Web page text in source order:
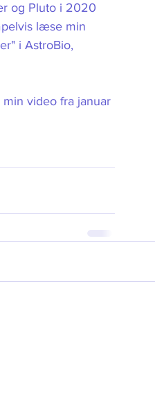
og Pluto i 2020
læse min
i AstroBio,
video fra januar